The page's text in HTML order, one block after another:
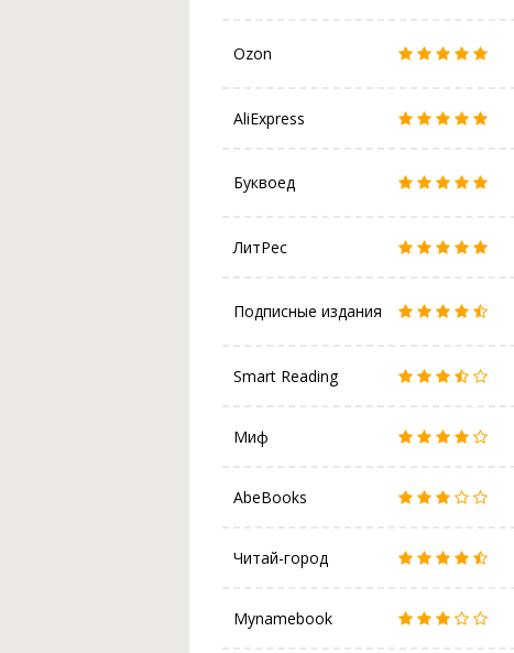
Ozon
AliExpress
Буквоед
ЛитРес
Подписные издания
Smart Reading
Миф
AbeBooks
Читай-город
Mynamebook